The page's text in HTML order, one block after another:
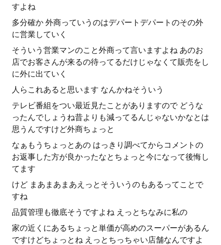
すよね
多分確か 外商っていうのはデパートデパートのその外
に営業していく
そういう営業マンのこと外商って言いますよね あのお
店でお客さんが来るの待ってるだけじゃなくて販売をし
に外に出ていく
人らこれあると思います なんかねそういう
テレビ番組をつい最近見たことがありますので どうな
ったんでしょうね昔よりも減ってるんじゃないかなとは
思うんですけど外商ちょっと
なぁもうちょっとあの はっきり調べてからコメントの
お返事した方が良かったなとちょっと今になって後悔し
てます
けど まあまあまあえっとそういうのもあるってことで
すね
品質管理も徹底そうですよね えっとちなみに私の
家の近くにあるちょっと単価が高めのスーパーがあるん
ですけどちょっとね えっとちっちゃい店舗なんですよ